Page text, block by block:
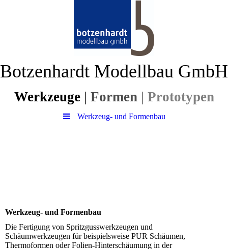
Botzenhardt Modellbau GmbH
Werkzeuge | Formen | Prototypen
Werkzeug- und Formenbau
Werkzeug- und Formenbau
Die Fertigung von Spritzgusswerkzeugen und
Schäumwerkzeugen für beispielsweise PUR Schäumen,
Thermoformen oder Folien-Hinterschäumung in der